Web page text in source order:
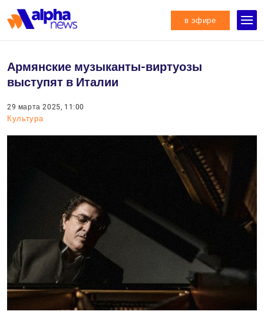
в эфире
Армянские музыканты-виртуозы
выступят в Италии
29 марта 2025, 11:00
Культура